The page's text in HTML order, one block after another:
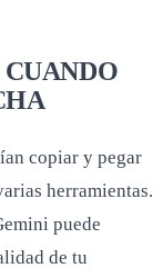
copiar y pegar
herramientas.
puede
de tu